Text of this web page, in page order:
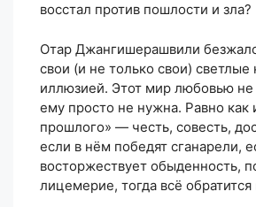
восстал против пошлости и зла?
Отар Джангишерашвили
свои (и не только свои)
иллюзией. Этот мир любовью не
ему просто не нужна. Равно как
прошлого» — честь, совесть,
если в нём победят сганарели,
восторжествует обыденность,
лицемерие, тогда всё обратится